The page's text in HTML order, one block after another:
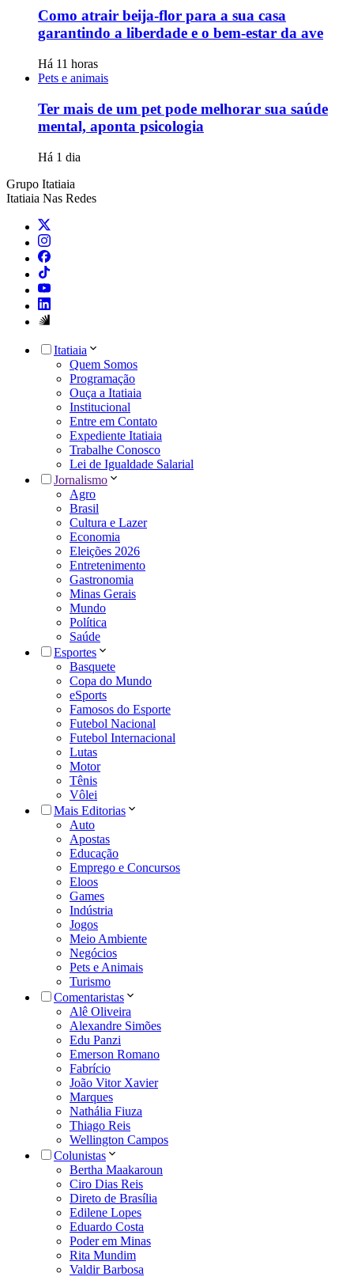
Como atrair beija-flor para a sua casa
garantindo a liberdade e o bem-estar da ave
Há 11 horas
Pets e animais
Ter mais de um pet pode melhorar sua saúde
mental, aponta psicologia
Há 1 dia
Grupo Itatiaia
Itatiaia Nas Redes
Itatiaia
Quem Somos
Programação
Ouça a Itatiaia
Institucional
Entre em Contato
Expediente Itatiaia
Trabalhe Conosco
Lei de Igualdade Salarial
Jornalismo
Agro
Brasil
Cultura e Lazer
Economia
Eleições 2026
Entretenimento
Gastronomia
Minas Gerais
Mundo
Política
Saúde
Esportes
Basquete
Copa do Mundo
eSports
Famosos do Esporte
Futebol Nacional
Futebol Internacional
Lutas
Motor
Tênis
Vôlei
Mais Editorias
Auto
Apostas
Educação
Emprego e Concursos
Eloos
Games
Indústria
Jogos
Meio Ambiente
Negócios
Pets e Animais
Turismo
Comentaristas
Alê Oliveira
Alexandre Simões
Edu Panzi
Emerson Romano
Fabrício
João Vitor Xavier
Marques
Nathália Fiuza
Thiago Reis
Wellington Campos
Colunistas
Bertha Maakaroun
Ciro Dias Reis
Direto de Brasília
Edilene Lopes
Eduardo Costa
Poder em Minas
Rita Mundim
Valdir Barbosa